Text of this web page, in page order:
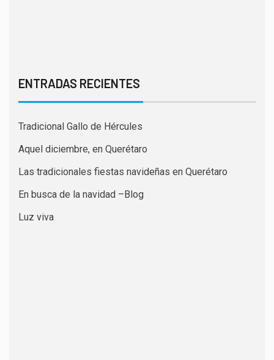
ENTRADAS RECIENTES
Tradicional Gallo de Hércules
Aquel diciembre, en Querétaro
Las tradicionales fiestas navideñas en Querétaro
En busca de la navidad –Blog
Luz viva